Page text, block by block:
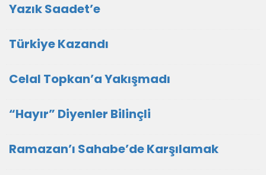
Yazık Saadet’e
Türkiye Kazandı
Celal Topkan’a Yakışmadı
“Hayır” Diyenler Bilinçli
Ramazan’ı Sahabe’de Karşılamak